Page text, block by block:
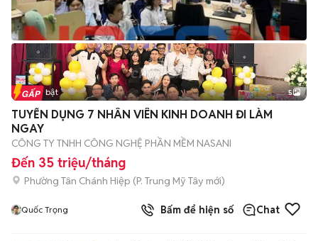
Tin nổi bật 5
TUYỂN DỤNG 7 NHÂN VIÊN KINH DOANH ĐI LÀM
NGAY
CÔNG TY TNHH CÔNG NGHỆ PHẦN MỀM NASANI
Đến 35 triệu/tháng
Phường Tân Chánh Hiệp (P. Trung Mỹ Tây mới)
Quốc Trọng Bấm để hiện số Chat